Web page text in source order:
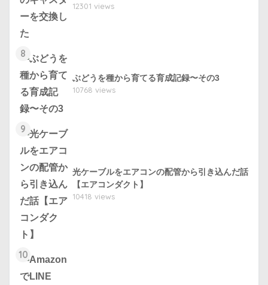
12301 views
8
ぶどうを種から育てる育成記録〜その3
10768 views
9
光ケーブルをエアコンの配管から引き込んだ話
【エアコンダクト】
10418 views
10